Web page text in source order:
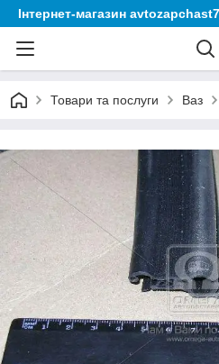
Інтернет-магазин
Товари та послуги Ваз